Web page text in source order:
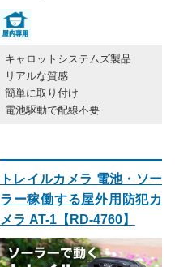
キャロットシステムズ製品
リアルな質感
簡単に取り付け
電池駆動で配線不要
トレイルカメラ 電池・ソー
ラー稼働する屋外用防犯カ
メラ AT-1【RD-4760】